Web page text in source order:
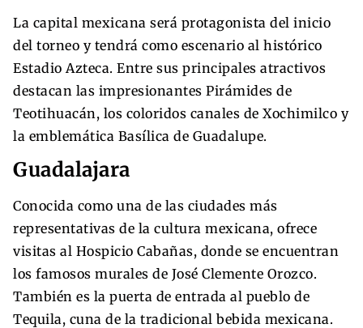
La capital mexicana será protagonista del inicio
del torneo y tendrá como escenario al histórico
Estadio Azteca. Entre sus principales atractivos
destacan las impresionantes Pirámides de
Teotihuacán, los coloridos canales de Xochimilco y
la emblemática Basílica de Guadalupe.
Guadalajara
Conocida como una de las ciudades más
representativas de la cultura mexicana, ofrece
visitas al Hospicio Cabañas, donde se encuentran
los famosos murales de José Clemente Orozco.
También es la puerta de entrada al pueblo de
Tequila, cuna de la tradicional bebida mexicana.